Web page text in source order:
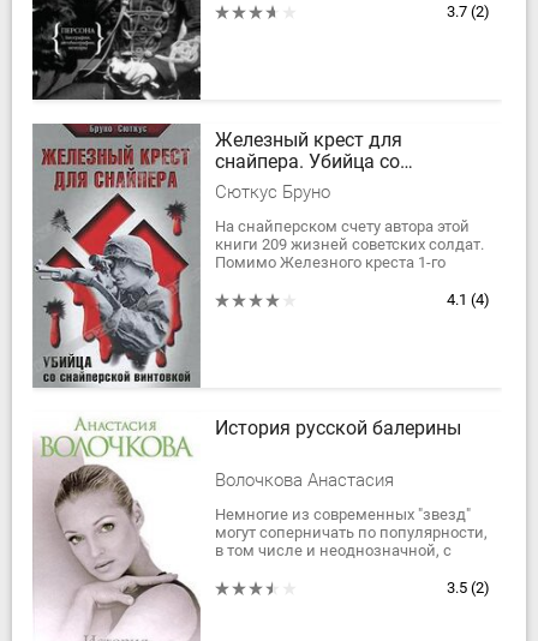
на Кубе, на индийской границе и в
3.7 (2)
Железный крест для
снайпера. Убийца со
снайперской винтовкой
Сюткус Бруно
На снайперском счету автора этой
книги 209 жизней советских солдат.
Помимо Железного креста 1-го
награжден еще и редким
4.1 (4)
История русской балерины
Волочкова Анастасия
Немногие из современных "звезд"
могут соперничать по популярности,
в том числе и неоднозначной, с
предельно искренне открывает в...
3.5 (2)